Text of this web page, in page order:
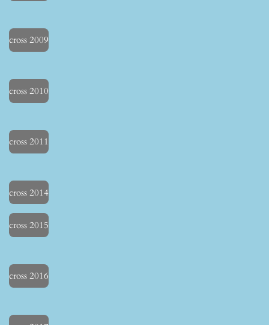
cross 2009
cross 2010
cross 2011
cross 2014
cross 2015
cross 2016